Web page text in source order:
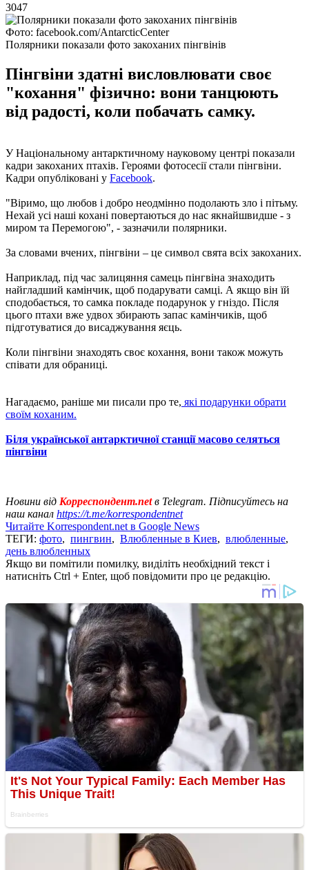
3047
Фото: facebook.com/AntarcticCenter
Полярники показали фото закоханих пінгвінів
Пінгвіни здатні висловлювати своє
"кохання" фізично: вони танцюють
від радості, коли побачать самку.
У Національному антарктичному науковому центрі показали
кадри закоханих птахів. Героями фотосесії стали пінгвіни.
Кадри опубліковані у Facebook.
"Віримо, що любов і добро неодмінно подолають зло і пітьму.
Нехай усі наші кохані повертаються до нас якнайшвидше - з
миром та Перемогою", - зазначили полярники.
За словами вчених, пінгвіни – це символ свята всіх закоханих.
Наприклад, під час залицяння самець пінгвіна знаходить
найгладший камінчик, щоб подарувати самці. А якщо він їй
сподобається, то самка покладе подарунок у гніздо. Після
цього птахи вже удвох збирають запас камінчиків, щоб
підготуватися до висаджування яєць.
Коли пінгвіни знаходять своє кохання, вони також можуть
співати для обраниці.
Нагадаємо, раніше ми писали про те, які подарунки обрати
своїм коханим.
Біля української антарктичної станції масово селяться
пінгвіни
Новини від Корреспондент.netв Telegram. Підписуйтесь на
наш канал https://t.me/korrespondentnet
Читайте Korrespondent.net в Google News
ТЕГИ: фото, пингвин, Влюбленные в Киев, влюбленные,
день влюбленных
Якщо ви помітили помилку, виділіть необхідний текст і
натисніть Ctrl + Enter, щоб повідомити про це редакцію.